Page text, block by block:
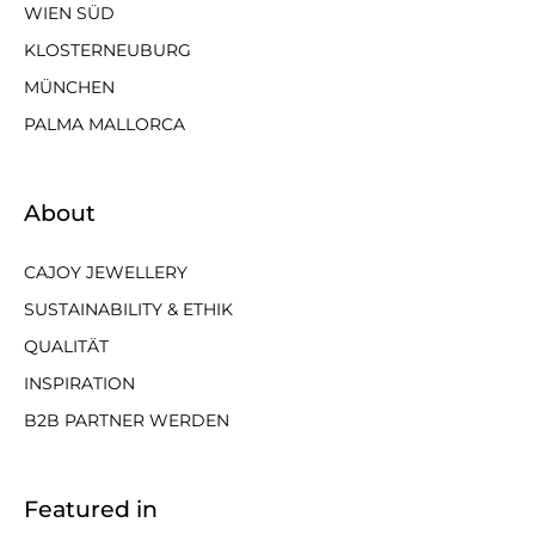
WIEN SÜD
KLOSTERNEUBURG
MÜNCHEN
PALMA MALLORCA
About
CAJOY JEWELLERY
SUSTAINABILITY & ETHIK
QUALITÄT
INSPIRATION
B2B PARTNER WERDEN
Featured in